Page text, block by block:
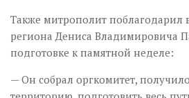
Также митрополит поблагодарил
региона Дениса Владимировича
подготовке к памятной неделе:
— Он собрал оргкомитет,